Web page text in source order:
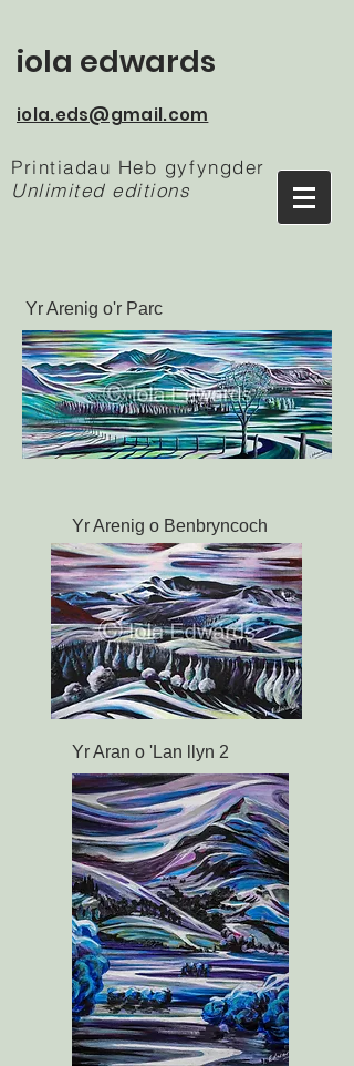
iola.eds@gmail.com
iola edwards
Printiadau Heb gyfyngder
Unlimited editions
Yr Arenig o'r Parc
Yr Arenig o Benbryncoch
Yr Aran o 'Lan llyn 2